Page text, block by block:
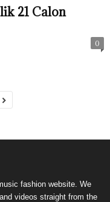
21 Calon
0
fashion website. We
videos straight from the